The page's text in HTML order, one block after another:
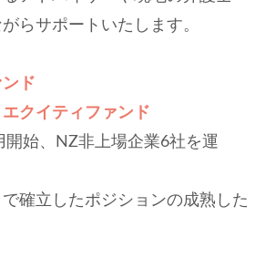
らサポートいたします。
ド
エクイティファンド
開始、NZ非上場企業6社を運
確立したポジションの成熟した